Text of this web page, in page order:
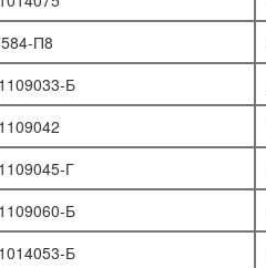
П8
Б
Г
Б
Б